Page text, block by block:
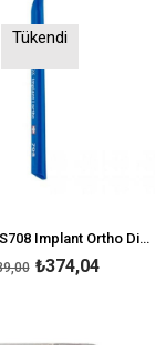
Tükendi
Curaprox CS708 Implant Ortho Diş Fırçası
₺374,04